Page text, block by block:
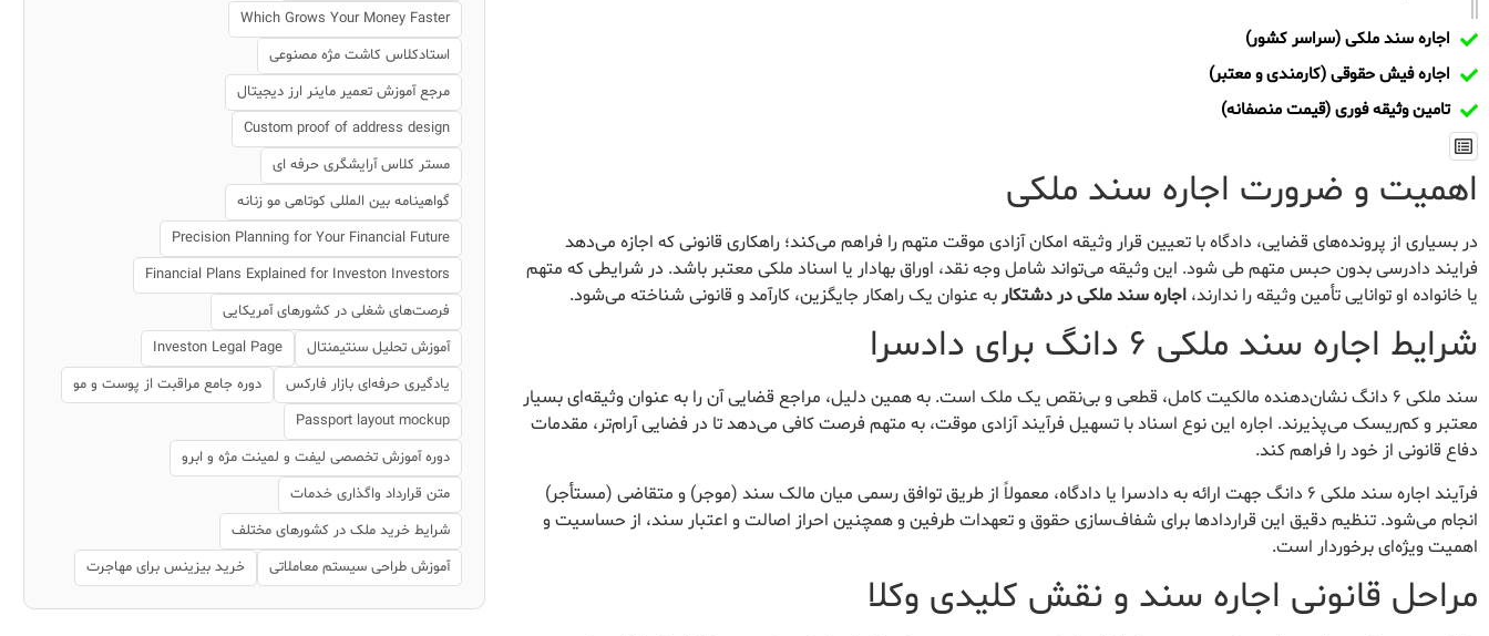
اجاره سند ملکی (سراسر کشور)
اجاره فیش حقوقی (کارمندی و معتبر)
تامین وثیقه فوری (قیمت منصفانه)
اهمیت و ضرورت اجاره سند ملکی
در بسیاری از پرونده‌های قضایی، دادگاه با تعیین قرار وثیقه امکان آزادی موقت متهم را فراهم می‌کند؛ راهکاری قانونی که اجازه می‌دهد
فرایند دادرسی بدون حبس متهم طی شود. این وثیقه می‌تواند شامل وجه نقد، اوراق بهادار یا اسناد ملکی معتبر باشد. در شرایطی که متهم
یا خانواده او توانایی تأمین وثیقه را ندارند، اجاره سند ملکی در دشتکاربه عنوان یک راهکار جایگزین، کارآمد و قانونی شناخته می‌شود.
شرایط اجاره سند ملکی ۶ دانگ برای دادسرا
سند ملکی ۶ دانگ نشان‌دهنده مالکیت کامل، قطعی و بی‌نقص یک ملک است. به همین دلیل، مراجع قضایی آن را به عنوان وثیقه‌ای بسیار
معتبر و کم‌ریسک می‌پذیرند. اجاره این نوع اسناد با تسهیل فرآیند آزادی موقت، به متهم فرصت کافی می‌دهد تا در فضایی آرام‌تر، مقدمات
دفاع قانونی از خود را فراهم کند.
فرآیند اجاره سند ملکی ۶ دانگ جهت ارائه به دادسرا یا دادگاه، معمولاً از طریق توافق رسمی میان مالک سند (موجر) و متقاضی (مستأجر)
انجام می‌شود. تنظیم دقیق این قراردادها برای شفاف‌سازی حقوق و تعهدات طرفین و همچنین احراز اصالت و اعتبار سند، از حساسیت و
اهمیت ویژه‌ای برخوردار است.
مراحل قانونی اجاره سند و نقش کلیدی وکلا
Which Grows Your Money Faster
استادکلاس کاشت مژه مصنوعی
مرجع آموزش تعمیر ماینر ارز دیجیتال
Custom proof of address design
مستر کلاس آرایشگری حرفه ای
گواهینامه بین المللی کوتاهی مو زنانه
Precision Planning for Your Financial Future
Financial Plans Explained for Investon Investors
فرصت‌های شغلی در کشورهای آمریکایی
آموزش تحلیل سنتیمنتال
Investon Legal Page
یادگیری حرفه‌ای بازار فارکس
دوره جامع مراقبت از پوست و مو
Passport layout mockup
دوره آموزش تخصصی لیفت و لمینت مژه و ابرو
متن قرارداد واگذاری خدمات
شرایط خرید ملک در کشورهای مختلف
آموزش طراحی سیستم معاملاتی
خرید بیزینس برای مهاجرت